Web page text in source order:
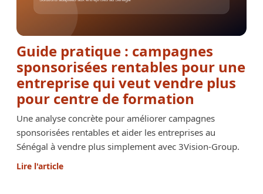
Guide pratique : campagnes
sponsorisées rentables pour une
entreprise qui veut vendre plus
pour centre de formation
Une analyse concrète pour améliorer campagnes
sponsorisées rentables et aider les entreprises au
Sénégal à vendre plus simplement avec 3Vision-Group.
Lire l'article